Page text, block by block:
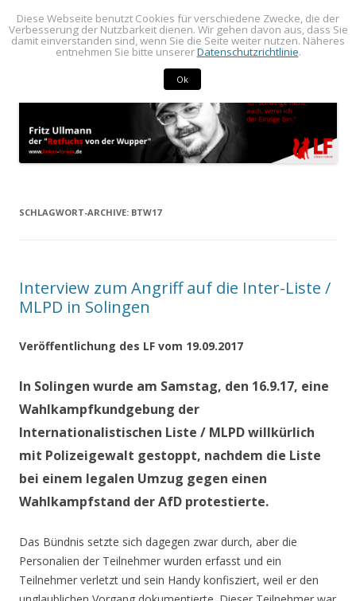
BLOG von Fritz Ullmann
BLOG von Fritz Ullmann, linker Stadtverordneter im Rat der Stadt
Radevormwald
Menü Springe
zum
Inhalt
SCHLAGWORT-ARCHIVE: BTW17
Interview zum Angriff auf die Inter-Liste /
MLPD in Solingen
Veröffentlichung des LF vom 19.09.2017
In Solingen wurde am Samstag, den 16.9.17, eine
Wahlkampfkundgebung der
Internationalistischen Liste / MLPD willkürlich
mit Polizeigewalt gestoppt, nachdem die Liste
bei einem legalen Umzug gegen einen
Wahlkampfstand der AfD protestierte.
Das Bündnis setzte sich dagegen zwar durch, aber die
Personalien der Teilnehmer wurden erfasst und ein
Teilnehmer verletzt und sein Handy konfisziert, weil er den
Diese Webseite benutzt Cookies für verschiedene Zwecke, die der
Verbesserung der Nutzbarkeit dienen. Wir gehen davon aus, dass Sie
damit einverstanden sind, wenn Sie die Seite weiter nutzen. Näheres
entnehmen Sie bitte unsererDatenschutzrichtlinie.
Ok